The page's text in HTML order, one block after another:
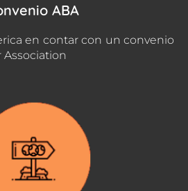
ABA
en contar con un convenio
Association